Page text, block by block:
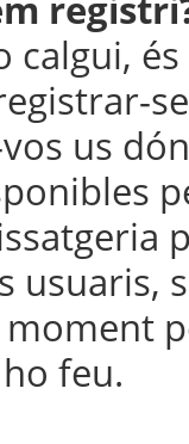
calgui,
us
usuaris,
feu.